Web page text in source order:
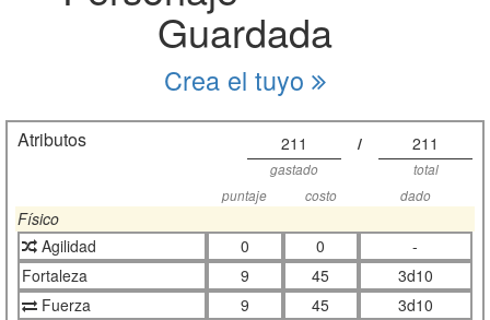
Guardada
Crea el tuyo
Atributos 211 / 211
gastado
total
puntaje
costo dado
Físico
Agilidad
0 0
-
Fortaleza
9 45
3d10
Fuerza
9 45
3d10